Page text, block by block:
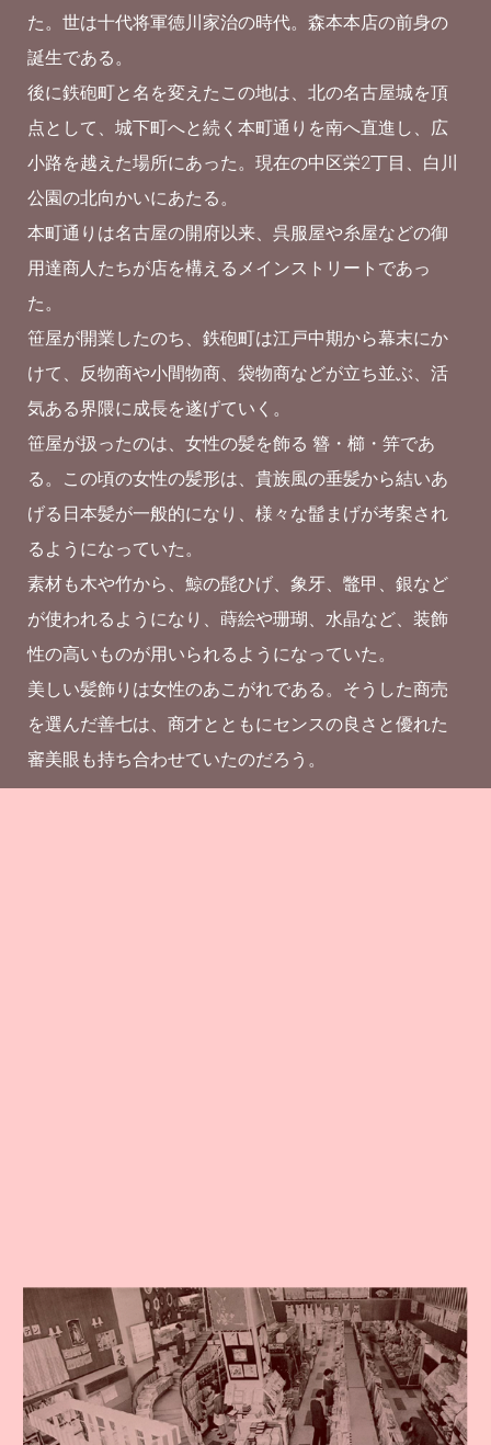
た。世は十代将軍徳川家治の時代。森本本店の前身の
誕生である。
後に鉄砲町と名を変えたこの地は、北の名古屋城を頂
点として、城下町へと続く本町通りを南へ直進し、広
小路を越えた場所にあった。現在の中区栄2丁目、白川
公園の北向かいにあたる。
本町通りは名古屋の開府以来、呉服屋や糸屋などの御
用達商人たちが店を構えるメインストリートであっ
た。
笹屋が開業したのち、鉄砲町は江戸中期から幕末にか
けて、反物商や小間物商、袋物商などが立ち並ぶ、活
気ある界隈に成長を遂げていく。
笹屋が扱ったのは、女性の髪を飾る 簪・櫛・笄であ
る。この頃の女性の髪形は、貴族風の垂髪から結いあ
げる日本髪が一般的になり、様々な髷まげが考案され
るようになっていた。
素材も木や竹から、鯨の髭ひげ、象牙、鼈甲、銀など
が使われるようになり、蒔絵や珊瑚、水晶など、装飾
性の高いものが用いられるようになっていた。
美しい髪飾りは女性のあこがれである。そうした商売
を選んだ善七は、商才とともにセンスの良さと優れた
審美眼も持ち合わせていたのだろう。